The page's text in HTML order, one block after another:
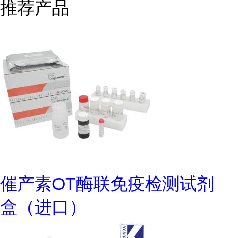
推荐产品
催产素OT酶联免疫检测试剂
盒（进口）